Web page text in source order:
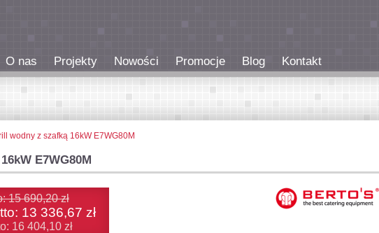
O nas Projekty Nowości Promocje Blog Kontakt
wodny z szafką 16kW E7WG80M
E7WG80M
15 690,20 zł
13 336,67 zł
16 404,10 zł